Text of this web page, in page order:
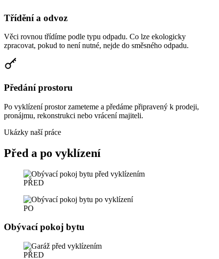
Třídění a odvoz
Věci rovnou třídíme podle typu odpadu. Co lze ekologicky
zpracovat, pokud to není nutné, nejde do směsného odpadu.
Předání prostoru
Po vyklízení prostor zameteme a předáme připravený k prodeji,
pronájmu, rekonstrukci nebo vrácení majiteli.
Ukázky naší práce
Před a po vyklízení
PŘED
PO
Obývací pokoj bytu
PŘED